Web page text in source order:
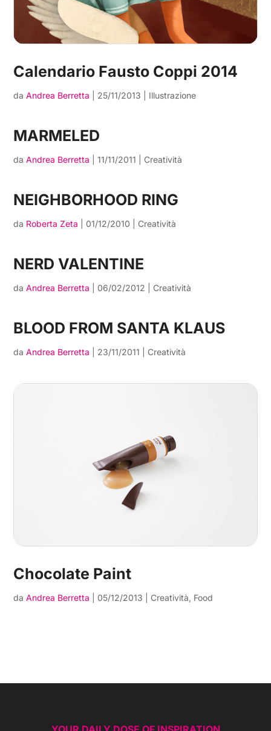
Calendario Fausto Coppi 2014
daAndrea Berretta 25/11/2013 Illustrazione
MARMELED
daAndrea Berretta |11/11/2011 Creatività
NEIGHBORHOOD RING
da Roberta Zeta 01/12/2010 Creatività
NERD VALENTINE
daAndrea Berretta 06/02/2012 Creatività
BLOOD FROM SANTA KLAUS
daAndrea Berretta 23/11/2011 Creatività
Chocolate Paint
daAndrea Berretta 05/12/2013 Creatività, Food